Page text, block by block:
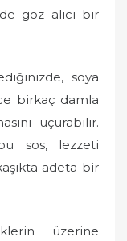
göz alıcı bir
soya
birkaç damla
uçurabilir.
sos, lezzeti
adeta bir
üzerine